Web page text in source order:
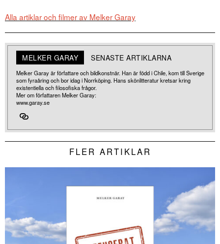
Alla artiklar och filmer av Melker Garay
MELKER GARAY SENASTE ARTIKLARNA
Melker Garay är författare och bildkonstnär. Han är född i Chile, kom till Sverige
som fyraåring och bor idag i Norrköping. Hans skönlitteratur kretsar kring
existentiella och filosofiska frågor.
Mer om författaren Melker Garay:
www.garay.se
FLER ARTIKLAR